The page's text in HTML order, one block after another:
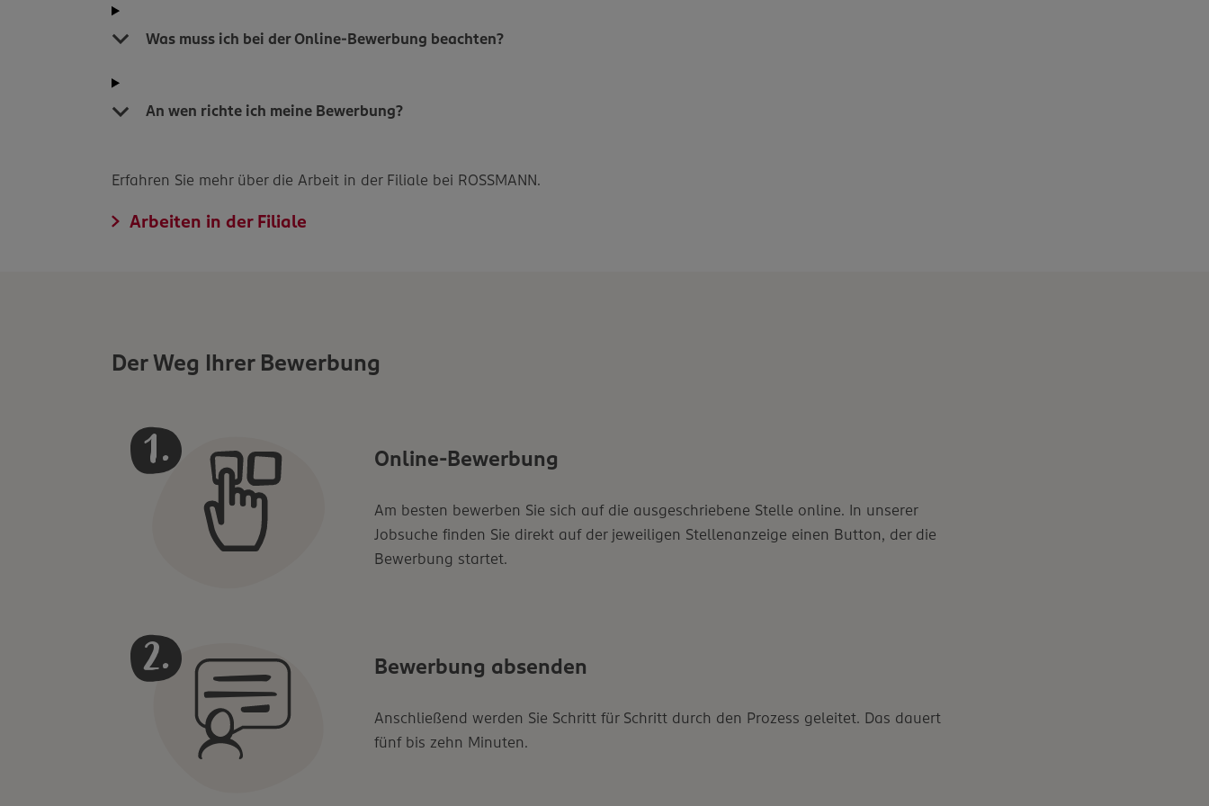
Was muss ich bei der Online-Bewerbung beachten?
An wen richte ich meine Bewerbung?
Erfahren Sie mehr über die Arbeit in der Filiale bei ROSSMANN.
Arbeiten in der Filiale
Der Weg Ihrer Bewerbung
Online-Bewerbung
Am besten bewerben Sie sich auf die ausgeschriebene Stelle online. In unserer
Jobsuche finden Sie direkt auf der jeweiligen Stellenanzeige einen Button, der die
Bewerbung startet.
Bewerbung absenden
Anschließend werden Sie Schritt für Schritt durch den Prozess geleitet. Das dauert
fünf bis zehn Minuten.